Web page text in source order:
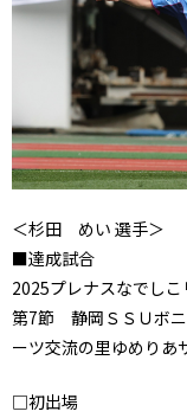
＜杉田 めい 選手＞
■達成試合
2025プレナスなでし
第7節 静岡ＳＳＵボ
ーツ交流の里ゆめりあ
□初出場